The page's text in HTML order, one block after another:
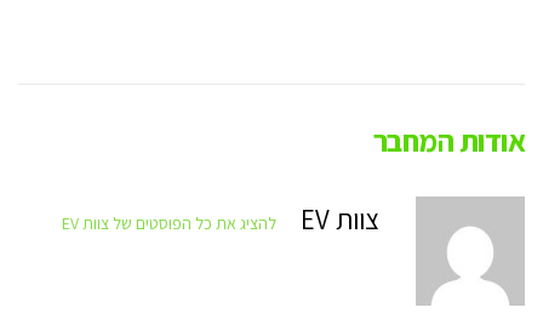
אודות המחבר
צוות EV להציג את כל הפוסטים של צוות EV